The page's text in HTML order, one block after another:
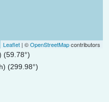
Leaflet | ©OpenStreetMapcontributors
(59.78°)
(299.98°)